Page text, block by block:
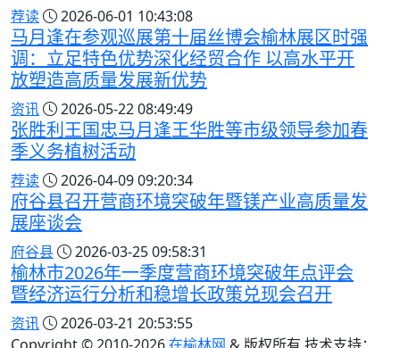
荐读 2026-06-01 10:43:08
马月逢在参观巡展第十届丝博会榆林展区时强
调：立足特色优势深化经贸合作 以高水平开
放塑造高质量发展新优势
资讯 2026-05-22 08:49:49
张胜利王国忠马月逢王华胜等市级领导参加春
季义务植树活动
荐读 2026-04-09 09:20:34
府谷县召开营商环境突破年暨镁产业高质量发
展座谈会
府谷县 2026-03-25 09:58:31
榆林市2026年一季度营商环境突破年点评会
暨经济运行分析和稳增长政策兑现会召开
资讯
2026-03-21 20:53:55